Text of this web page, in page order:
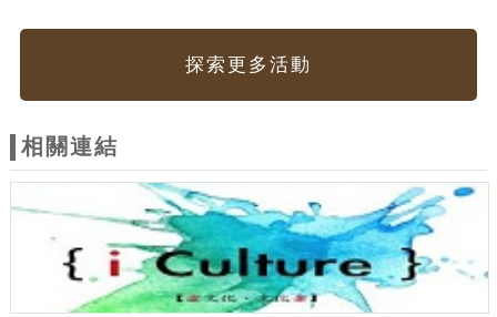
探索更多活動
相關連結